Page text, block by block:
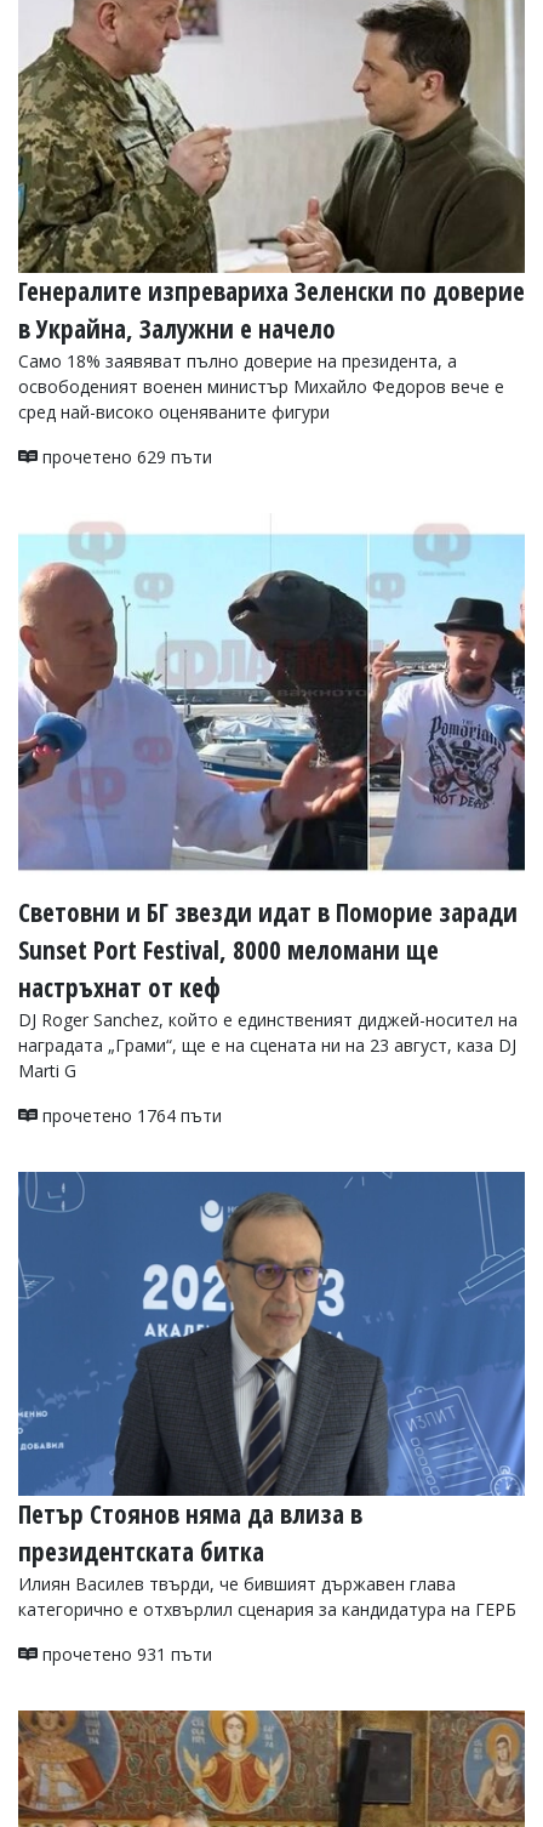
УКРАЙНА
СПОРТ
РАЗСЛЕДВАНЕ
БИЗНЕС
ЮГ
Управители:
Веселин
Василев,
email:
v.vasilev@flagman.bg
Катя
Касабова,
еmail:k.kassabova@flagman.bg
Главен
Иван
office@flagman.bg
Коментарите
под
статиите
се
въвеждат
читателите
редакцията
не
носи
отговорност
Ако
обиден
за
вас
коментар,
сигнализирайте
ни!
Генералите изпревариха Зеленски по доверие
в Украйна, Залужни е начело
Само 18% заявяват пълно доверие на президента, а
освободеният военен министър Михайло Федоров вече е
сред най-високо оценяваните фигури
прочетено 629 пъти
Световни и БГ звезди идат в Поморие заради
Sunset Port Festival, 8000 меломани ще
настръхнат от кеф
DJ Roger Sanchez, който е единственият диджей-носител на
наградата „Грами“, ще е на сцената ни на 23 август, каза DJ
Marti G
прочетено 1764 пъти
Петър Стоянов няма да влиза в
президентската битка
Илиян Василев твърди, че бившият държавен глава
категорично е отхвърлил сценария за кандидатура на ГЕРБ
прочетено 931 пъти